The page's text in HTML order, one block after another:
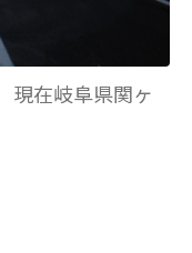
現在岐阜県関ヶ